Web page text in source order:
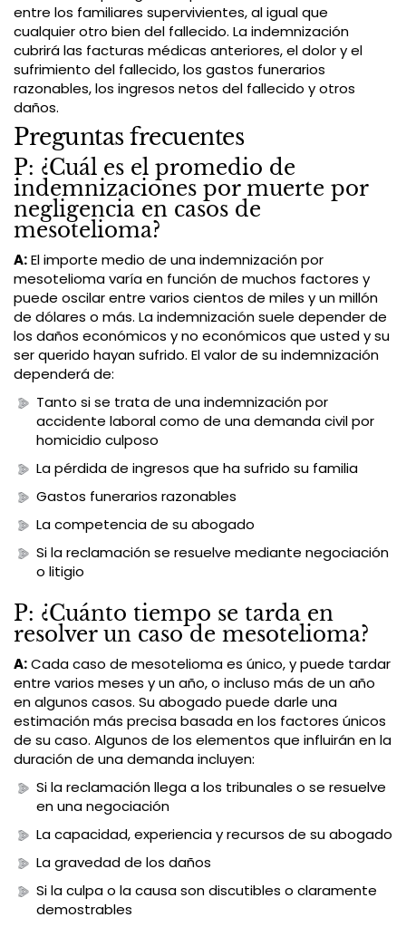
entre los familiares supervivientes, al igual que
cualquier otro bien del fallecido. La indemnización
cubrirá las facturas médicas anteriores, el dolor y el
sufrimiento del fallecido, los gastos funerarios
razonables, los ingresos netos del fallecido y otros
daños.
Preguntas frecuentes
P: ¿Cuál es el promedio de
indemnizaciones por muerte por
negligencia en casos de
mesotelioma?
A:El importe medio de una indemnización por
mesotelioma varía en función de muchos factores y
puede oscilar entre varios cientos de miles y un millón
de dólares o más. La indemnización suele depender de
los daños económicos y no económicos que usted y su
ser querido hayan sufrido. El valor de su indemnización
dependerá de:
Tanto si se trata de una indemnización por
accidente laboral como de una demanda civil por
homicidio culposo
La pérdida de ingresos que ha sufrido su familia
Gastos funerarios razonables
La competencia de su abogado
Si la reclamación se resuelve mediante negociación
o litigio
P: ¿Cuánto tiempo se tarda en
resolver un caso de mesotelioma?
A:Cada caso de mesotelioma es único, y puede tardar
entre varios meses y un año, o incluso más de un año
en algunos casos. Su abogado puede darle una
estimación más precisa basada en los factores únicos
de su caso. Algunos de los elementos que influirán en la
duración de una demanda incluyen:
Si la reclamación llega a los tribunales o se resuelve
en una negociación
La capacidad, experiencia y recursos de su abogado
La gravedad de los daños
Si la culpa o la causa son discutibles o claramente
demostrables